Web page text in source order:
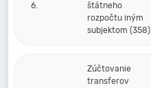
6.
štátneho
rozpočtu iným
subjektom (358)
Zúčtovanie
transferov